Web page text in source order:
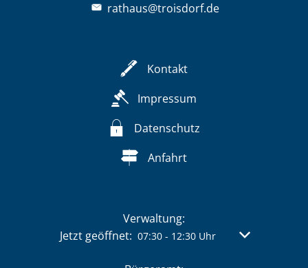
rathaus@troisdorf.de
Kontakt
Impressum
Datenschutz
Anfahrt
Verwaltung:
Klicken, um weitere Öffnungs- oder
Jetzt geöffnet: 07:30- 12:30Uhr Von 07:30